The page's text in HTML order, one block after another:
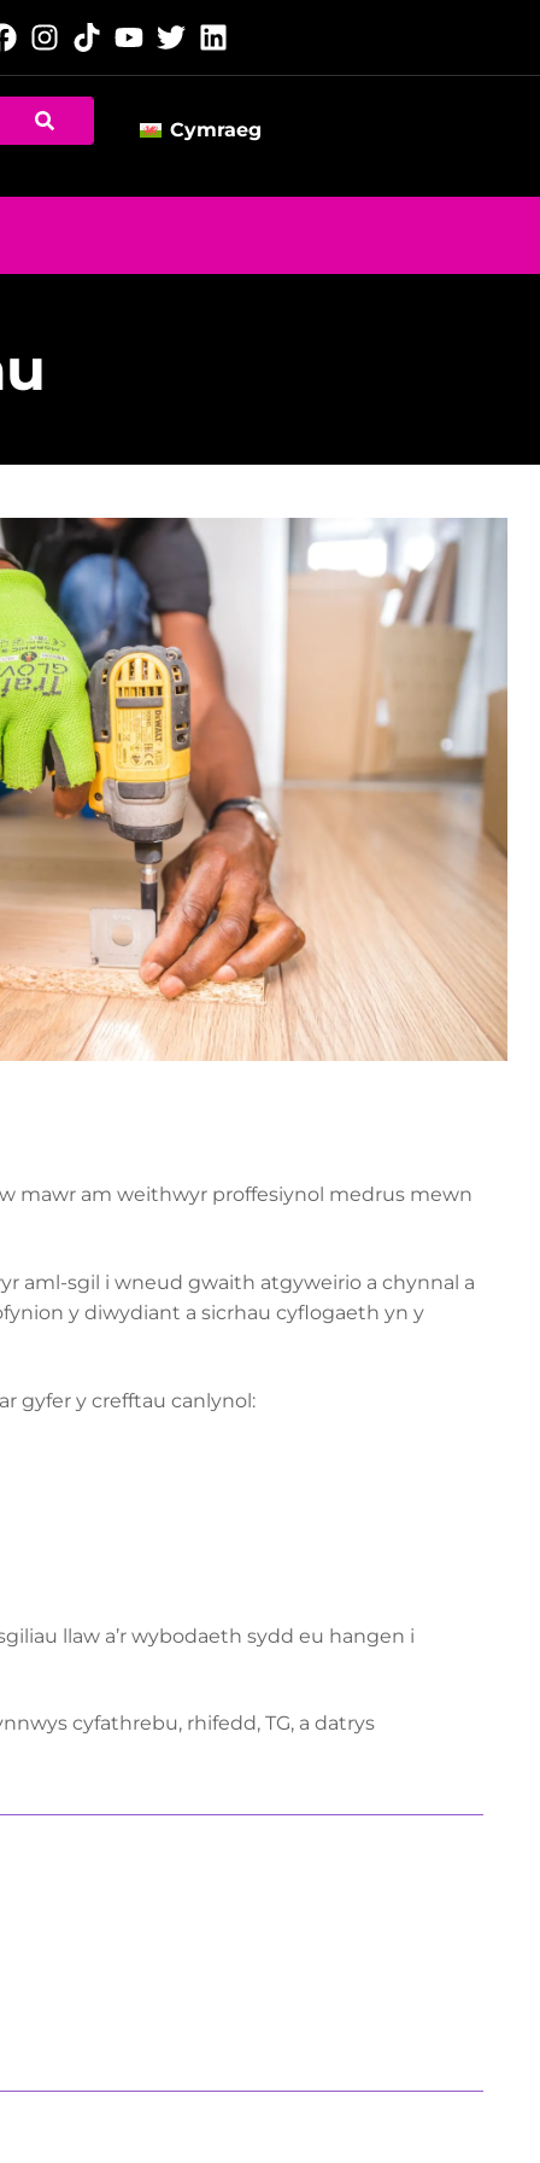
Cymraeg
mawr am weithwyr proffesiynol medrus mewn
aml-sgil i wneud gwaith atgyweirio a chynnal a
y diwydiant a sicrhau cyflogaeth yn y
gyfer y crefftau canlynol:
llaw a’r wybodaeth sydd eu hangen i
cyfathrebu, rhifedd, TG, a datrys